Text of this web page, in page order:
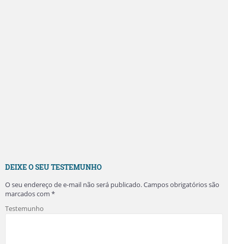
DEIXE O SEU TESTEMUNHO
O seu endereço de e-mail não será publicado.Campos obrigatórios são
marcados com *
Testemunho